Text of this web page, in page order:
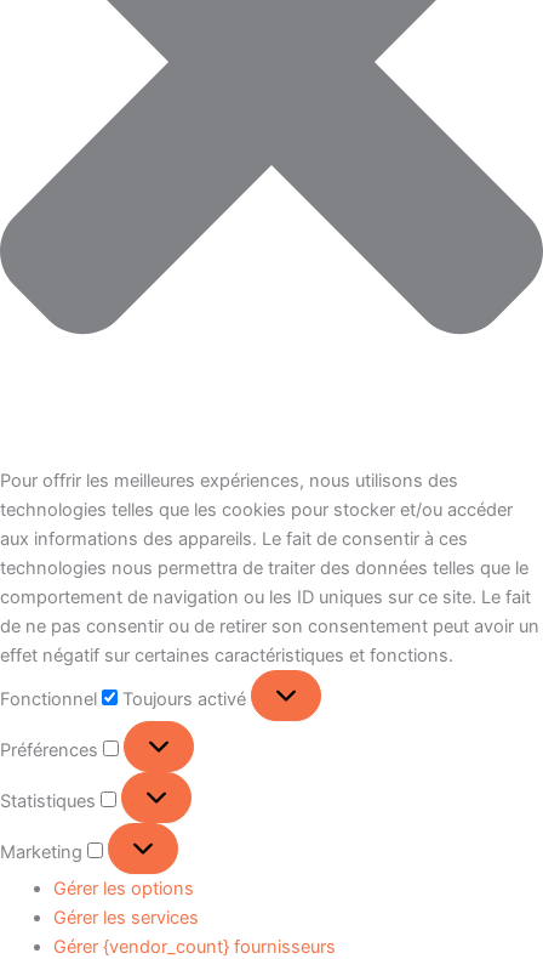
Pour offrir les meilleures expériences, nous utilisons des
technologies telles que les cookies pour stocker et/ou accéder
aux informations des appareils. Le fait de consentir à ces
technologies nous permettra de traiter des données telles que le
comportement de navigation ou les ID uniques sur ce site. Le fait
de ne pas consentir ou de retirer son consentement peut avoir un
effet négatif sur certaines caractéristiques et fonctions.
Fonctionnel
Toujours activé
Préférences
Statistiques
Marketing
Gérer les options
Gérer les services
Gérer {vendor_count} fournisseurs